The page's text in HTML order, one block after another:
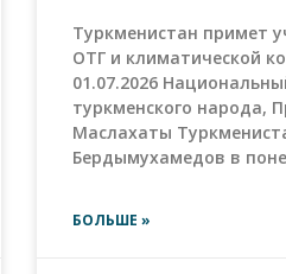
Туркменистан примет
ОТГ и климатической
01.07.2026
туркменского народа,
Маслахаты
Бердымухамедов в
БОЛЬШЕ »